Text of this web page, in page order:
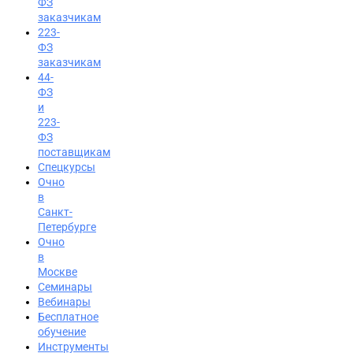
Вход на портал
8 (831) 231-04-33
заказчикам
223-
ФЗ
заказчикам
44-
ФЗ
и
223-
ФЗ
поставщикам
Спецкурсы
Очно
в
Санкт-
Петербурге
Очно
в
Москве
Семинары
Вебинары
Бесплатное
обучение
Инструменты